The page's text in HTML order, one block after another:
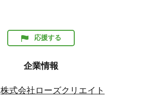
応援する
企業情報
株式会社ローズクリエイト